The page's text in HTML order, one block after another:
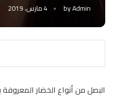
byAdmin 4 مارس، 2019
البصل من أنواع الخضار